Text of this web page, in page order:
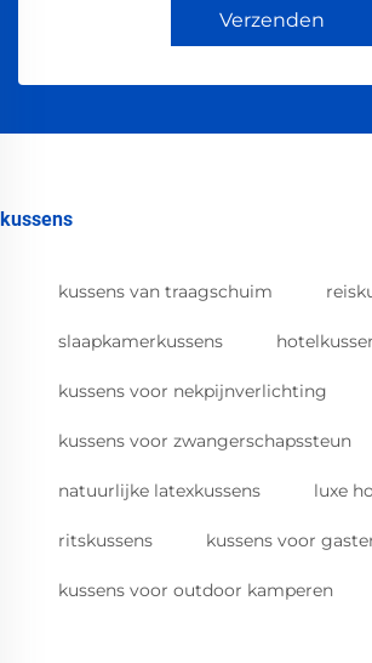
Verzenden
kussens
kussens van traagschuim
slaapkamerkussens
kussens voor nekpijnverlichting
kussens voor zwangerschapssteun
natuurlijke latexkussens luxe
ritskussens kussens voor
kussens voor outdoor kamperen